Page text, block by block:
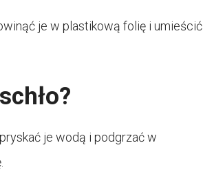
je w plastikową folię i umieścić
je wodą i podgrzać w